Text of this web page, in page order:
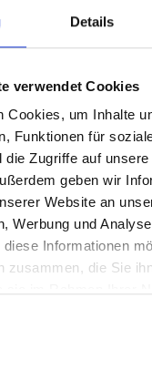
Details
verwendet Cookies
Cookies, um Inhalte
Funktionen für
die Zugriffe auf
geben wir
Website an
Werbung und
diese Informationen
zusammen, die Sie
für
und
ist speziell dafür
bei wechselnden
behalten.
sorgen dafür,
auch beiSonne, Wind
in bestem Zustand
und